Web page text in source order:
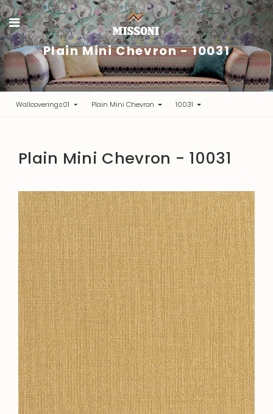
Plain Mini Chevron - 10031
Wallcoverings01 Plain Mini Chevron 10031
Plain Mini Chevron - 10031